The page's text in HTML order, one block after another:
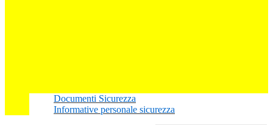
Documenti Sicurezza
Informative personale sicurezza